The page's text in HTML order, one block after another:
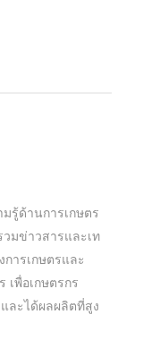
รู้ด้านการเกษตร
มข่าวสารและเท
ารเกษตรและ
เพื่อเกษตรกร
ละได้ผลผลิตที่สูง